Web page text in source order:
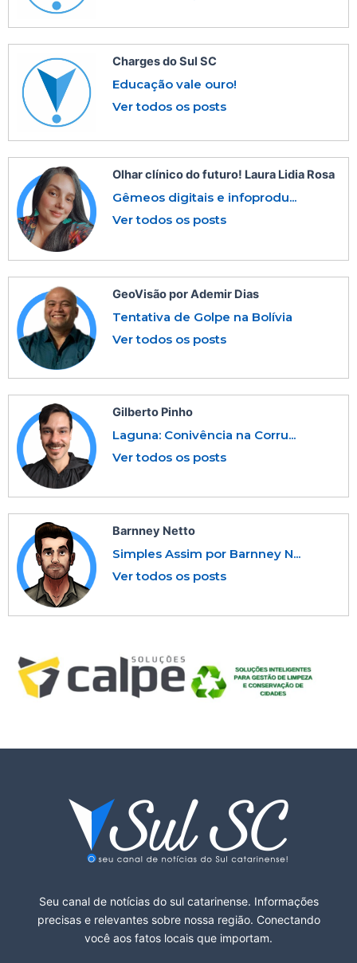
Charges do Sul SC
Educação vale ouro!
Ver todos os posts
Olhar clínico do futuro! Laura Lidia Rosa
Gêmeos digitais e infoprodu...
Ver todos os posts
GeoVisão por Ademir Dias
Tentativa de Golpe na Bolívia
Ver todos os posts
Gilberto Pinho
Laguna: Conivência na Corru...
Ver todos os posts
Barnney Netto
Simples Assim por Barnney N...
Ver todos os posts
Seu canal de notícias do sul catarinense. Informações
precisas e relevantes sobre nossa região. Conectando
você aos fatos locais que importam.